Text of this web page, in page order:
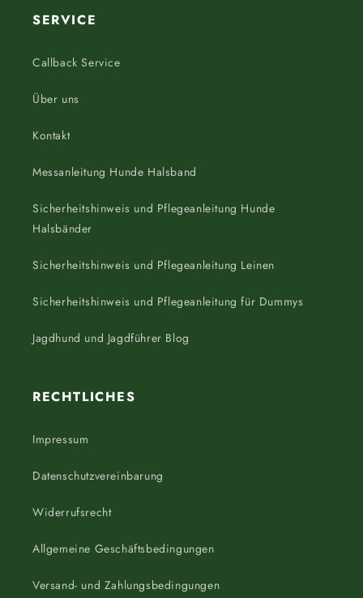
SERVICE
Callback Service
Über uns
Kontakt
Messanleitung Hunde Halsband
Sicherheitshinweis und Pflegeanleitung Hunde
Halsbänder
Sicherheitshinweis und Pflegeanleitung Leinen
Sicherheitshinweis und Pflegeanleitung für Dummys
Jagdhund und Jagdführer Blog
RECHTLICHES
Impressum
Datenschutzvereinbarung
Widerrufsrecht
Allgemeine Geschäftsbedingungen
Versand- und Zahlungsbedingungen